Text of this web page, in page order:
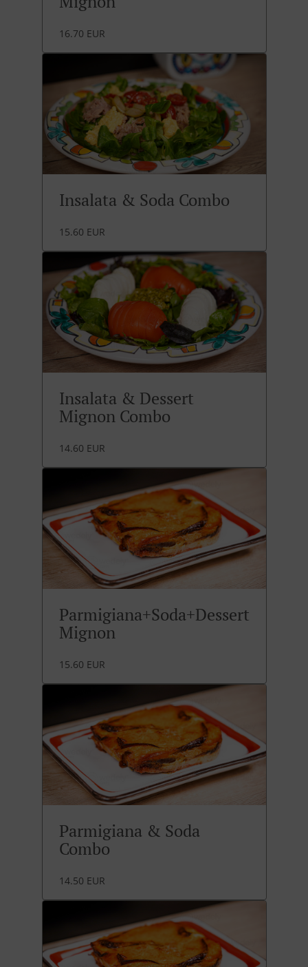
16.70 EUR
Insalata & Soda Combo
15.60 EUR
Insalata & Dessert
Mignon Combo
14.60 EUR
Parmigiana+Soda+Dessert
Mignon
15.60 EUR
Parmigiana & Soda
Combo
14.50 EUR